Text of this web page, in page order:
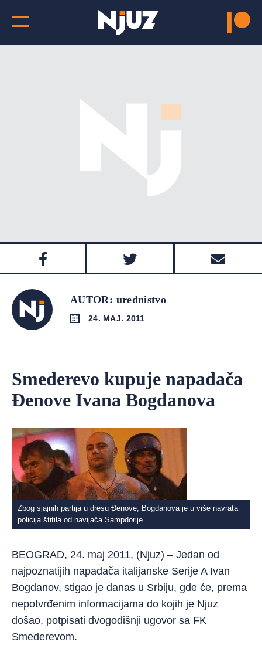
AUTOR: urednistvo
24. MAJ. 2011
Smederevo kupuje napadača
Đenove Ivana Bogdanova
Zbog sjajnih partija u dresu Đenove, Bogdanova je u više navrata
policija štitila od navijača Sampdorije
BEOGRAD, 24. maj 2011, (Njuz) – Jedan od
najpoznatijih napadača italijanske Serije A Ivan
Bogdanov, stigao je danas u Srbiju, gde će, prema
nepotvrđenim informacijama do kojih je Njuz
došao, potpisati dvogodišnji ugovor sa FK
Smederevom.